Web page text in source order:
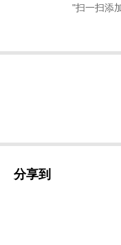
"扫一扫添
分享到